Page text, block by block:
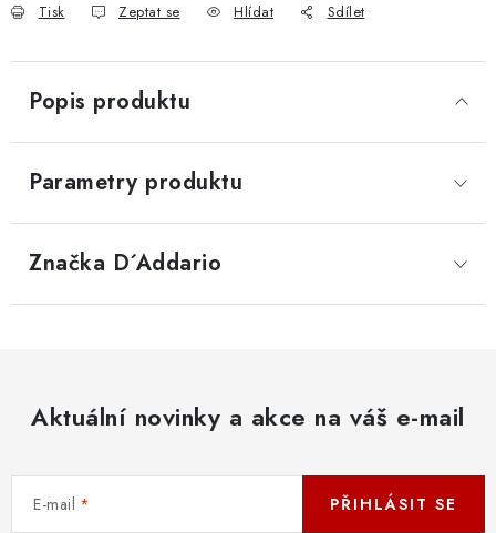
Tisk Zeptat se Hlídat Sdílet
Popis produktu
Parametry produktu
Značka D´Addario
Aktuální novinky a akce na váš e-mail
E-mail PŘIHLÁSIT SE